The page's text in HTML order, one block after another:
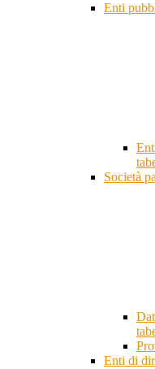
Enti
Società
Enti di